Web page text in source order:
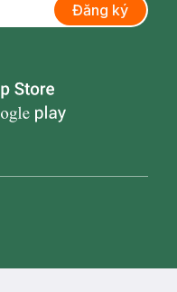
Đăng ký
icon